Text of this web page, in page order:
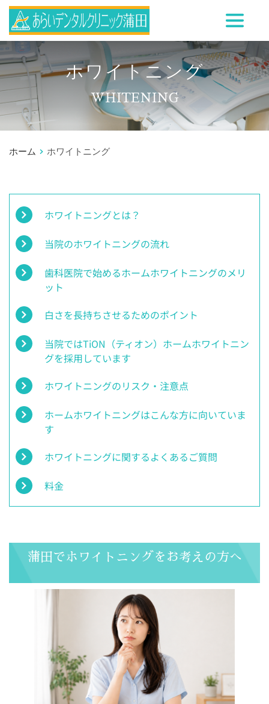
ホワイトニング
WHITENING
ホーム ホワイトニング
ホワイトニングとは？
当院のホワイトニングの流れ
歯科医院で始めるホームホワイトニングのメリ
ット
白さを長持ちさせるためのポイント
当院ではTiON（ティオン）ホームホワイトニン
グを採用しています
ホワイトニングのリスク・注意点
ホームホワイトニングはこんな方に向いていま
す
ホワイトニングに関するよくあるご質問
料金
蒲田でホワイトニングをお考えの方へ